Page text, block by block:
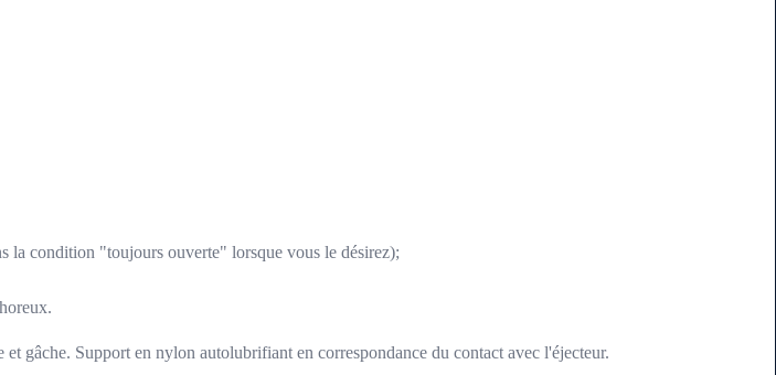
la condition "toujours ouverte" lorsque vous le désirez);
gâche. Support en nylon autolubrifiant en correspondance du contact avec l'éjecteur.